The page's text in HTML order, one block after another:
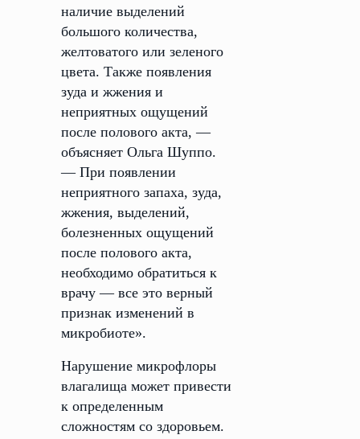
наличие выделений
большого количества,
желтоватого или зеленого
цвета. Также появления
зуда и жжения и
неприятных ощущений
после полового акта, —
объясняет Ольга Шуппо.
— При появлении
неприятного запаха, зуда,
жжения, выделений,
болезненных ощущений
после полового акта,
необходимо обратиться к
врачу — все это верный
признак изменений в
микробиоте».
Нарушение микрофлоры
влагалища может привести
к определенным
сложностям со здоровьем.